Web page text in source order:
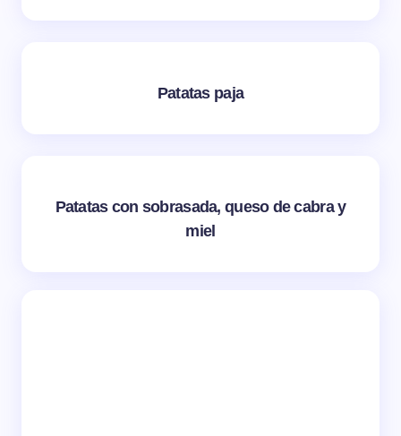
Patatas paja
Patatas con sobrasada, queso de cabra y
miel